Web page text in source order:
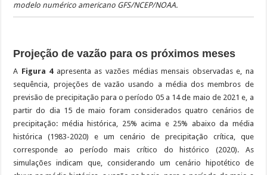
modelo numérico americano GFS/NCEP/NOAA.
Projeção de vazão para os próximos meses
A Figura 4 apresenta as vazões médias mensais observadas e, na
sequência, projeções de vazão usando a média dos membros de
previsão de precipitação para o período 05 a 14 de maio de 2021 e, a
partir do dia 15 de maio foram considerados quatro cenários de
precipitação: média histórica, 25% acima e 25% abaixo da média
histórica (1983-2020) e um cenário de precipitação crítica, que
corresponde ao período mais crítico do histórico (2020). As
simulações indicam que, considerando um cenário hipotético de